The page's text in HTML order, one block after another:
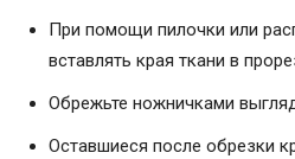
При помощи пилочки или
вставлять края ткани в
Обрежьте ножничками
Оставшиеся после обрезки